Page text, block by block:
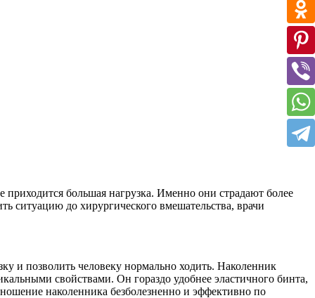
большая нагрузка. Именно они страдают более
ситуацию до хирургического вмешательства, врачи
и позволить человеку нормально ходить. Наколенник
свойствами. Он гораздо удобнее эластичного бинта,
наколенника безболезненно и эффективно по